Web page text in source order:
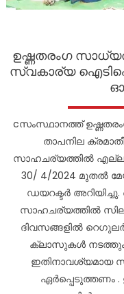
ഉഷ്ണതരംഗ
സ്വകാര്യ
cസംസ്ഥാനത്ത്
താപനില
സാഹചര്യത്തിൽ
30/ 4/2024 മുതൽ
ഡയറക്ടർ
സാഹചര്യത്തിൽ
ദിവസങ്ങളിൽ
ക്ലാസുകൾ
ഇതിനാവശ്യമായ
ഏർപ്പെടുത്തണം